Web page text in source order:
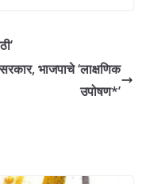
भाजपाचे ‘लाक्षणिक
उपोषण*’